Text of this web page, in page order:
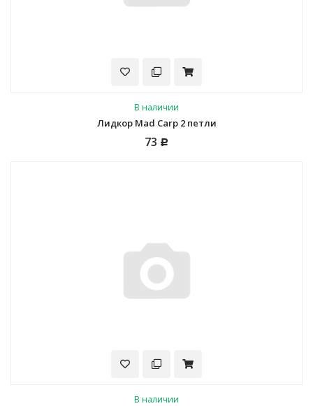
В наличии
Лидкор Mad Carp 2 петли
73 Р
В наличии